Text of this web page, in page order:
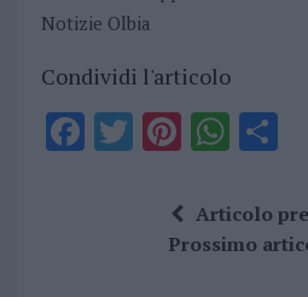
Notizie Olbia
Condividi l'articolo
F T Pi
te
re
W
at
s
S
a
Articolo
Prossimo